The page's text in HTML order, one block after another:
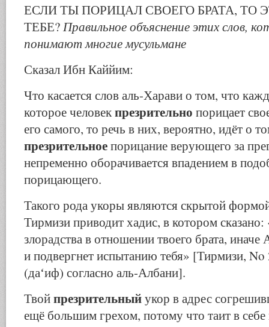
ЕСЛИ ТЫ ПОРИЦАЛ СВОЕГО БРАТА, ТО
ТЕБЕ? Правильное объяснение этих слов,
понимают многие мусульмане
Сказал Ибн Каййим:
Что касается слов аль-Харави о том, что
которое человекпрезрительно порицает
его самого, то речь в них, вероятно, идёт о
презрительноепорицание верующего за
непременно оборачивается впадением в
порицающего.
Такого рода укоры являются скрытой
Тирмизи приводит хадис, в котором
злорадства в отношении твоего брата, иначе
и подвергнет испытанию тебя» [Тирмизи,
(даʻиф) согласно аль-Албани].
Твойпрезрительныйукор в адрес
ещё большим грехом, потому что таит в